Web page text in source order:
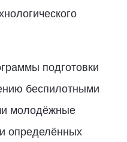
подготовки
беспилотными
молодёжные
определённых